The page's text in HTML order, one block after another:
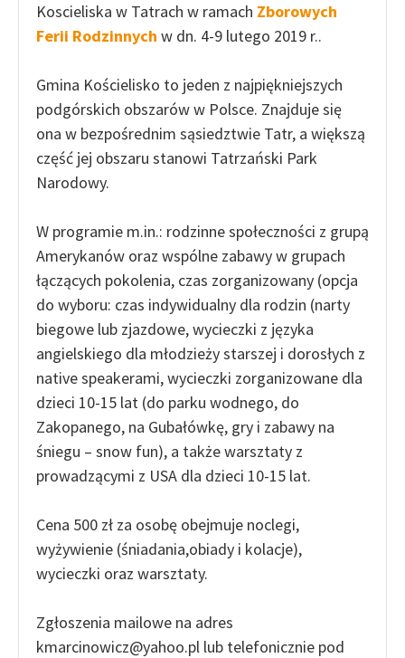
Koscieliska w Tatrach w ramach Zborowych
Ferii Rodzinnych w dn. 4-9 lutego 2019 r..
Gmina Kościelisko to jeden z najpiękniejszych
podgórskich obszarów w Polsce. Znajduje się
ona w bezpośrednim sąsiedztwie Tatr, a większą
część jej obszaru stanowi Tatrzański Park
Narodowy.
W programie m.in.: rodzinne społeczności z grupą
Amerykanów oraz wspólne zabawy w grupach
łączących pokolenia, czas zorganizowany (opcja
do wyboru: czas indywidualny dla rodzin (narty
biegowe lub zjazdowe, wycieczki z języka
angielskiego dla młodzieży starszej i dorosłych z
native speakerami, wycieczki zorganizowane dla
dzieci 10-15 lat (do parku wodnego, do
Zakopanego, na Gubałówkę, gry i zabawy na
śniegu – snow fun), a także warsztaty z
prowadzącymi z USA dla dzieci 10-15 lat.
Cena 500 zł za osobę obejmuje noclegi,
wyżywienie (śniadania,obiady i kolacje),
wycieczki oraz warsztaty.
Zgłoszenia mailowe na adres
kmarcinowicz@yahoo.pl lub telefonicznie pod